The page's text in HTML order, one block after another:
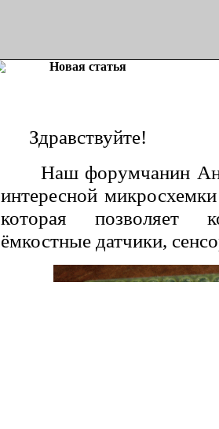
Новая статья
Здравствуйте!
Наш форумчанин
интересной
которая позволяет
ёмкостные датчики,